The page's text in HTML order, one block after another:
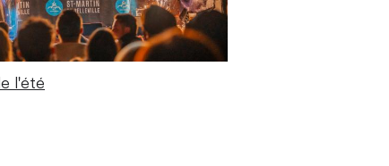
l'été